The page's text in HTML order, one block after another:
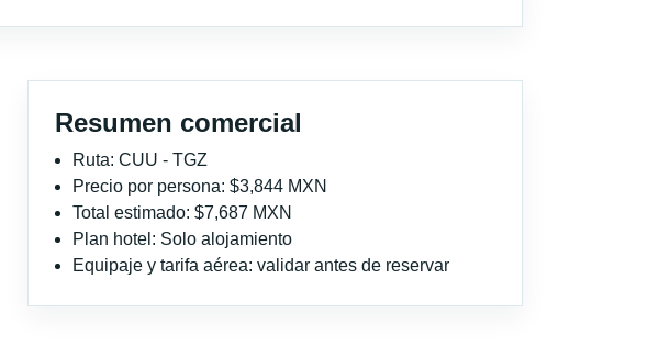
Resumen comercial
Ruta: CUU - TGZ
Precio por persona: $3,844 MXN
Total estimado: $7,687 MXN
Plan hotel: Solo alojamiento
Equipaje y tarifa aérea: validar antes de reservar